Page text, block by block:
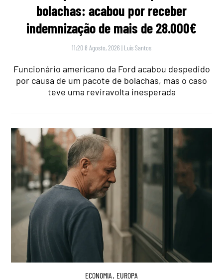
bolachas: acabou por receber
indemnização de mais de 28.000€
11:20 8 Agosto, 2026 | Luís Santos
Funcionário americano da Ford acabou despedido
por causa de um pacote de bolachas, mas o caso
teve uma reviravolta inesperada
ECONOMIA , EUROPA